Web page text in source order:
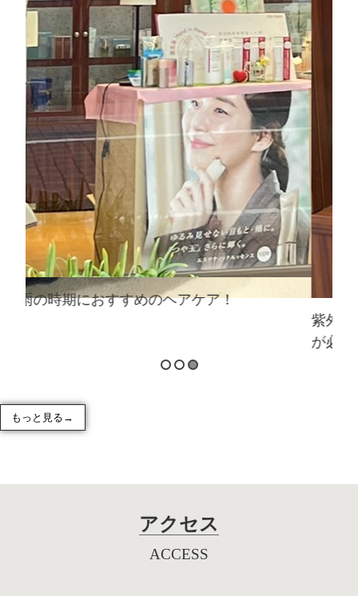
紫外線対策！油断しないで！春も紫外線対策
もっと見る→
アクセス
ACCESS